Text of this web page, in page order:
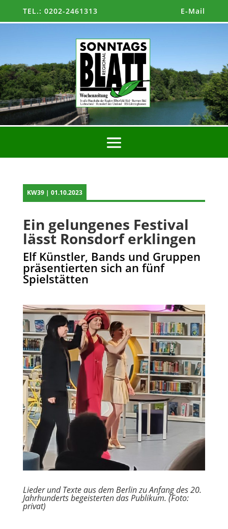
TEL.: 0202-2461313 E-Mail
KW39 | 01.10.2023
Ein gelungenes Festival
lässt Ronsdorf erklingen
Elf Künstler, Bands und Gruppen
präsentierten sich an fünf
Spielstätten
Lieder und Texte aus dem Berlin zu Anfang des 20.
Jahrhunderts begeisterten das Publikum. (Foto:
privat)